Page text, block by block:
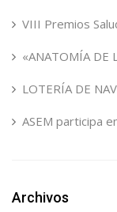
VIII Premios
«ANATOMÍA DE
LOTERÍA DE
ASEM participa
Archivos